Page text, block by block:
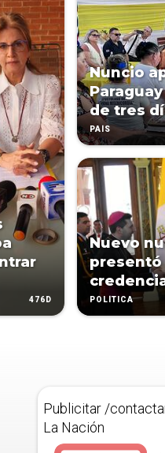
476D
Nuncio
de tres
PAÍS
Nuevo
presentó
POLÍTICA
Publicitar /
La Nación